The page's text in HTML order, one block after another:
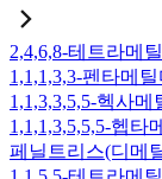
2,4,6,8-테트라메
1,1,1,3,3-펜타메
1,1,3,3,5,5-헥사메
1,1,1,3,5,5,5-헵타
페닐트리스(디메